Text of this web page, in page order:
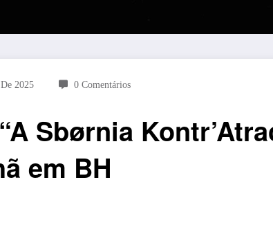
2025 0 Comentários
Sbørnia
em BH